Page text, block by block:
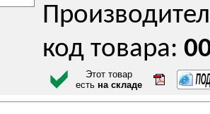
код товара:
Этот товар
есть на складе